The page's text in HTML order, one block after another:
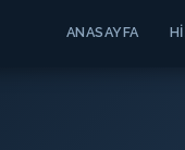
ANASAYFA